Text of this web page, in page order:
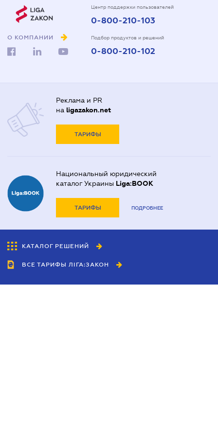
О КОМПАНИИ
Центр поддержки пользователей
0-800-210-103
Подбор продуктов и решений
0-800-210-102
Реклама и PR
на ligazakon.net
ТАРИФЫ
Национальный юридический
каталог Украины Liga:BOOK
ТАРИФЫ ПОДРОБНЕЕ
КАТАЛОГ РЕШЕНИЙ
ВСЕ ТАРИФЫ ЛІГА:ЗАКОН